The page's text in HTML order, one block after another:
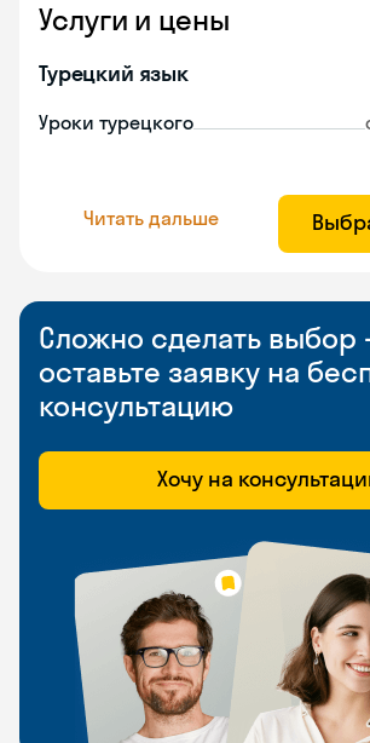
Услуги и цены
Турецкий язык
Уроки турецкого
Читать дальше
Сложно сделать
оставьте заявку на
консультацию
Хочу на